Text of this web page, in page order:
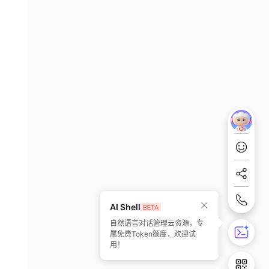
AI Shell
自然语言对话管理云资源，专
属免费Token额度，欢迎试
用！